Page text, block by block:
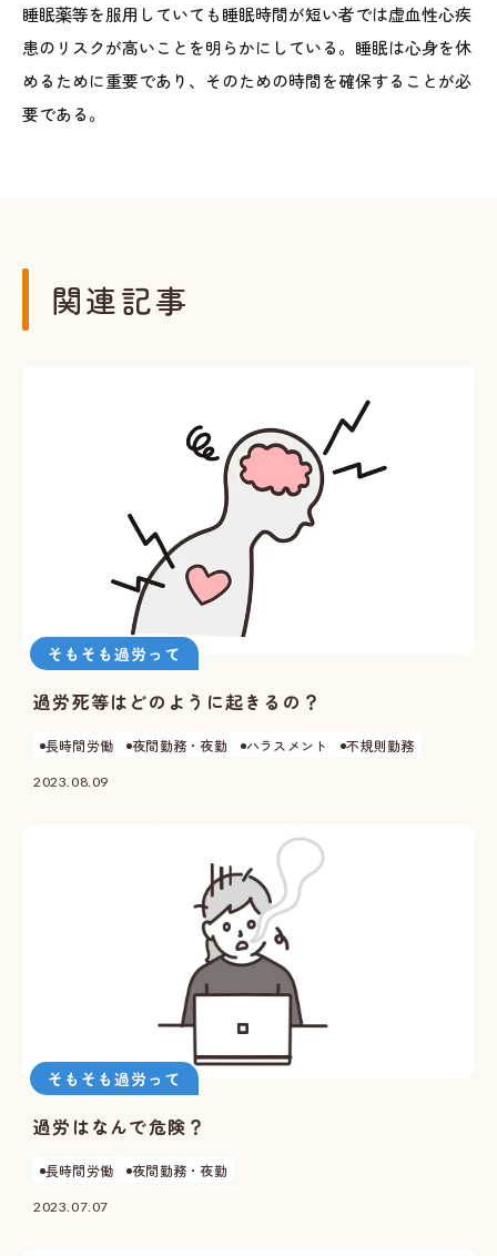
睡眠薬等を服用していても睡眠時間が短い者では虚血性心疾
患のリスクが高いことを明らかにしている。睡眠は心身を休
めるために重要であり、そのための時間を確保することが必
要である。
関連記事
そもそも過労って
過労死等はどのように起きるの？
長時間労働 夜間勤務・夜勤 ハラスメント 不規則勤務
2023.08.09
そもそも過労って
過労はなんで危険？
長時間労働 夜間勤務・夜勤
2023.07.07